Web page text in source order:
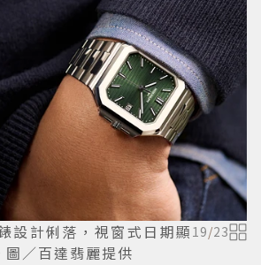
設計俐落，視窗式日期顯
／百達翡麗提供
19/23